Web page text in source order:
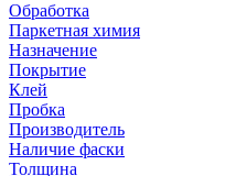
Обработка
Паркетная химия
Назначение
Покрытие
Клей
Пробка
Производитель
Наличие фаски
Толщина